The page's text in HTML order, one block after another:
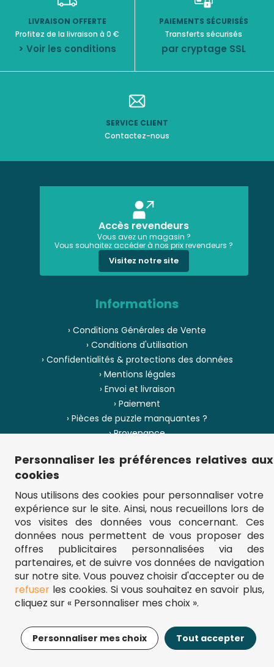
22,99€ Ajouter au panier
LIVRAISON OFFERTE
Profitez de la livraison à 0 €
> Voir les conditions
PAIEMENTS SÉCURISÉS
Transferts sécurisés
par cryptage SSL
SERVICE CLIENT
Contactez-nous
Accès revendeurs
Vous avez un magasin ?
Vous souhaitez accéder à nos prix revendeurs ?
Visitez notre site
Informations
› Conditions Générales de Vente
› Conditions d'utilisation
› Confidentialités & protections des données
› Mentions légales
› Envoi et livraison
› Paiement
› Pièces de puzzle manquantes ?
› Provenance
› Plan du site
** Frais d'envoi = 6,95 € (France) / gratuit à partir de 45 €.
fou-de-puzzle.com : le site référence pour acheter des puzzles de
qualité à bon prix.
© Fou-de-puzzle.com 2011 - 2026
Personnaliser les préférences relatives aux
cookies
Nous utilisons des cookies pour personnaliser votre
expérience sur le site. Ainsi, nous recueillons lors de
vos visites des données vous concernant. Ces
données nous permettent de vous proposer des
offres publicitaires personnalisées via des
partenaires, et de suivre vos données de navigation
sur notre site. Vous pouvez choisir d'accepter ou de
refuserles cookies. Si vous souhaitez en savoir plus,
cliquez sur « Personnaliser mes choix ».
Personnaliser mes choix Tout accepter